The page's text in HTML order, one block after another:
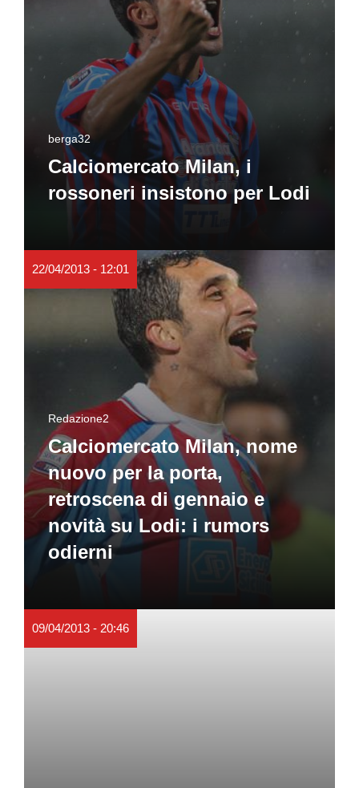
berga32
Calciomercato Milan, i
rossoneri insistono per Lodi
22/04/2013 - 12:01
Redazione2
Calciomercato Milan, nome
nuovo per la porta,
retroscena di gennaio e
novità su Lodi: i rumors
odierni
09/04/2013 - 20:46